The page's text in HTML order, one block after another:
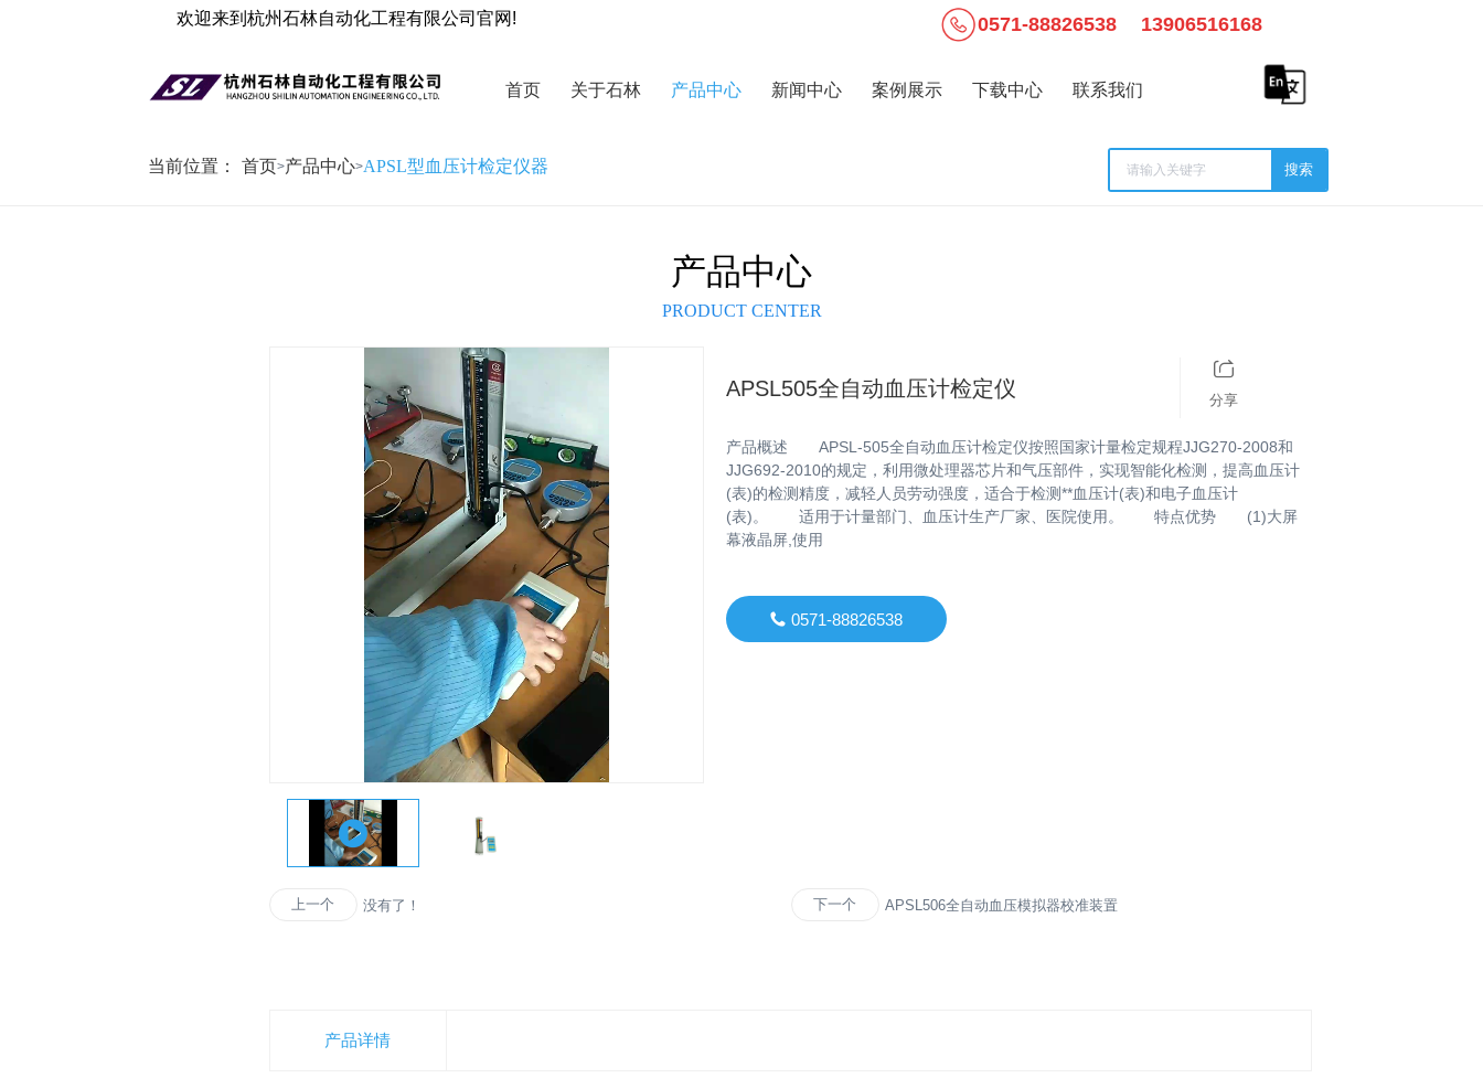
欢迎来到杭州石林自动化工程有限公司官网! 0571-88826538 13906516168
首页 关于石林 产品中心 新闻中心 案例展示 下载中心 联系我们
当前位置： 首页>产品中心>APSL型血压计检定仪器 搜索
清空记录
产品中心
PRODUCT CENTER
APSL505全自动血压计检定仪 分享
产品概述 APSL-505全自动血压计检定仪按照国家计量检定规程JJG270-2008和
JJG692-2010的规定，利用微处理器芯片和气压部件，实现智能化检测，提高血压计
(表)的检测精度，减轻人员劳动强度，适合于检测**血压计(表)和电子血压计
(表)。 适用于计量部门、血压计生产厂家、医院使用。 特点优势 (1)大屏
幕液晶屏,使用
0571-88826538
上一个 没有了！ 下一个 APSL506全自动血压模拟器校准装置
产品详情